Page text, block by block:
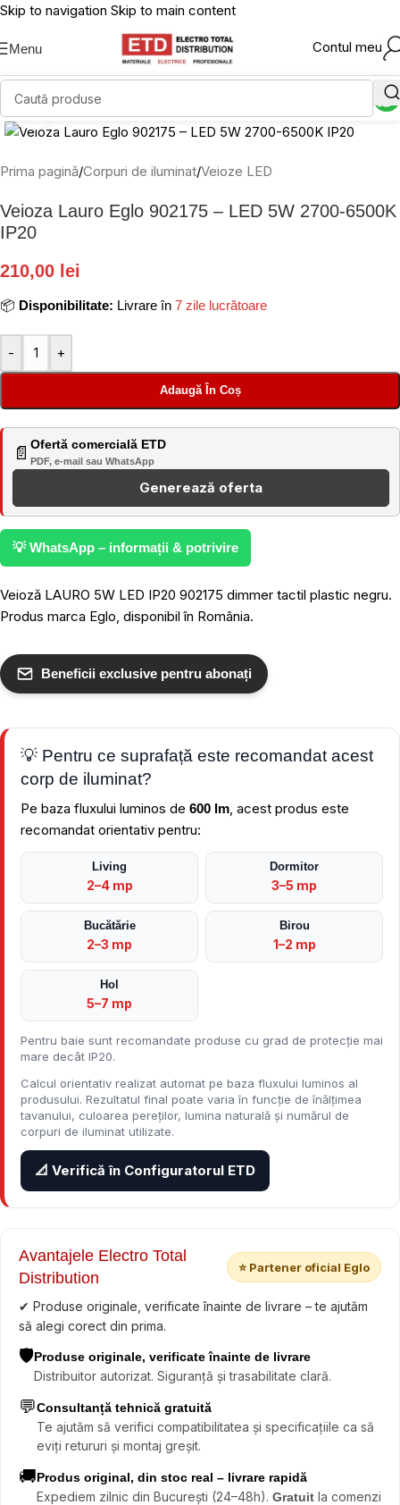
Skip to navigation Skip to main content
Menu Contul meu
Click to enlarge
Prima pagină/Corpuri de iluminat/Veioze LED
Veioza Lauro Eglo 902175 – LED 5W 2700-6500K
IP20
210,00 lei
📦 Disponibilitate: Livrare în 7 zile lucrătoare
- +
Adaugă În Coș
📄 Ofertă comercială ETD
PDF, e-mail sau WhatsApp
Generează oferta
💡 WhatsApp – informații & potrivire
Veioză LAURO 5W LED IP20 902175 dimmer tactil plastic negru.
Produs marca Eglo, disponibil în România.
Beneficii exclusive pentru abonați
💡 Pentru ce suprafață este recomandat acest
corp de iluminat?
Pe baza fluxului luminos de 600 lm, acest produs este
recomandat orientativ pentru:
Living
2–4 mp
Dormitor
3–5 mp
Bucătărie
2–3 mp
Birou
1–2 mp
Hol
5–7 mp
Pentru baie sunt recomandate produse cu grad de protecție mai
mare decât IP20.
Calcul orientativ realizat automat pe baza fluxului luminos al
produsului. Rezultatul final poate varia în funcție de înălțimea
tavanului, culoarea pereților, lumina naturală și numărul de
corpuri de iluminat utilizate.
📐 Verifică în Configuratorul ETD
Avantajele Electro Total
Distribution
⭐ Partener oficial Eglo
✔ Produse originale, verificate înainte de livrare – te ajutăm
să alegi corect din prima.
🛡️Produse originale, verificate înainte de livrare
Distribuitor autorizat. Siguranță și trasabilitate clară.
💬Consultanță tehnică gratuită
Te ajutăm să verifici compatibilitatea și specificațiile ca să
eviți retururi și montaj greșit.
🚚Produs original, din stoc real – livrare rapidă
Expediem zilnic din București (24–48h). Gratuit la comenzi